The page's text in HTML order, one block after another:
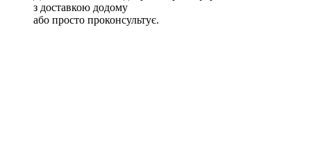
з доставкою додому
або просто проконсультує.